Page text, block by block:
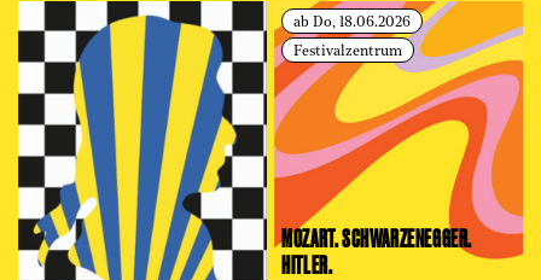
ab Do, 18.06.2026
Festivalzentrum
MOZART. SCHWARZENEGGER.
HITLER.